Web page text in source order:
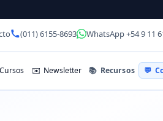
(011) 6155-8693 WhatsApp +54 9 11
Cursos ✉️ Newsletter 📚 Recursos 💬